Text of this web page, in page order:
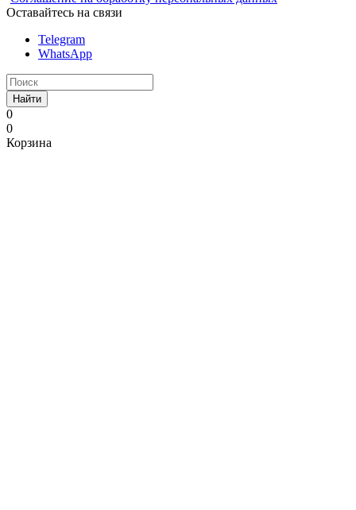
Оставайтесь на связи
Telegram
WhatsApp
Найти
0
0
Корзина